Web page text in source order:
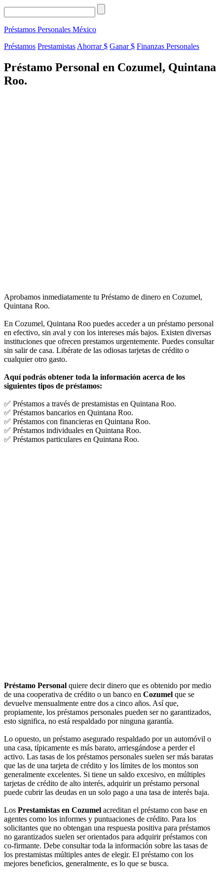
Préstamos Personales México
Préstamos Prestamistas Ahorrar $ Ganar $ Finanzas Personales
Préstamo Personal en Cozumel, Quintana
Roo.
Aprobamos inmediatamente tu Préstamo de dinero en Cozumel,
Quintana Roo.
En Cozumel, Quintana Roo puedes acceder a un préstamo personal
en efectivo, sin aval y con los intereses más bajos. Existen diversas
instituciones que ofrecen prestamos urgentemente. Puedes consultar
sin salir de casa. Libérate de las odiosas tarjetas de crédito o
cualquier otro gasto.
Aquí podrás obtener toda la información acerca de los
siguientes tipos de préstamos:
✅ Préstamos a través de prestamistas en Quintana Roo.
✅ Préstamos bancarios en Quintana Roo.
✅ Préstamos con financieras en Quintana Roo.
✅ Préstamos individuales en Quintana Roo.
✅ Préstamos particulares en Quintana Roo.
Préstamo Personal quiere decir dinero que es obtenido por medio
de una cooperativa de crédito o un banco en Cozumel que se
devuelve mensualmente entre dos a cinco años. Así que,
propiamente, los préstamos personales pueden ser no garantizados,
esto significa, no está respaldado por ninguna garantía.
Lo opuesto, un préstamo asegurado respaldado por un automóvil o
una casa, típicamente es más barato, arriesgándose a perder el
activo. Las tasas de los préstamos personales suelen ser más baratas
que las de una tarjeta de crédito y los límites de los montos son
generalmente excelentes. Si tiene un saldo excesivo, en múltiples
tarjetas de crédito de alto interés, adquirir un préstamo personal
puede cubrir las deudas en un solo pago a una tasa de interés baja.
Los Prestamistas en Cozumel acreditan el préstamo con base en
agentes como los informes y puntuaciones de crédito. Para los
solicitantes que no obtengan una respuesta positiva para préstamos
no garantizados suelen ser orientados para adquirir préstamos con
co-firmante. Debe consultar toda la información sobre las tasas de
los prestamistas múltiples antes de elegir. El préstamo con los
mejores beneficios, generalmente, es lo que se busca.